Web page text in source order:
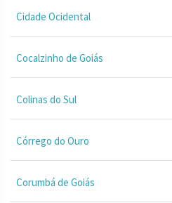
Cidade Ocidental
Cocalzinho de Goiás
Colinas do Sul
Córrego do Ouro
Corumbá de Goiás